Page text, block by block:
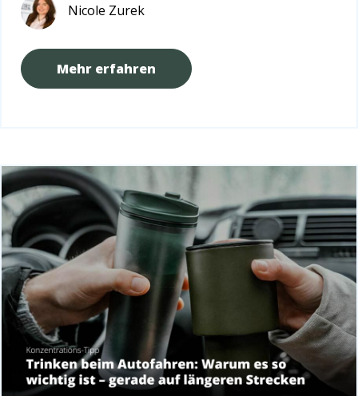
Nicole Zurek
Mehr erfahren